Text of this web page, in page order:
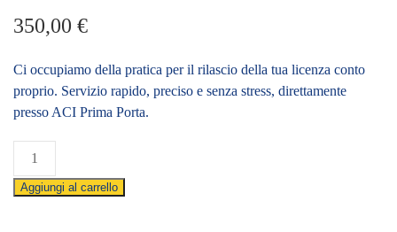
350,00 €
Ci occupiamo della pratica per il rilascio della tua licenza conto
proprio. Servizio rapido, preciso e senza stress, direttamente
presso ACI Prima Porta.
Rilascio
conto
Aggiungi al carrello